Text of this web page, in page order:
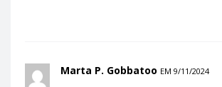
Marta P. Gobbatoo EM 9/11/2024